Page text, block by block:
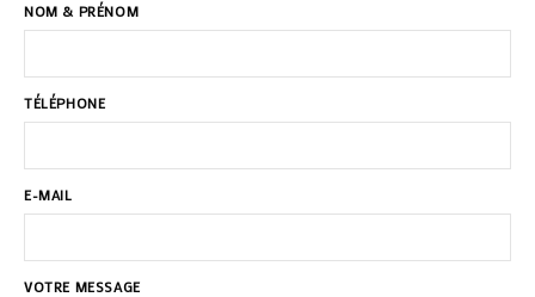
NOM & PRÉNOM
TÉLÉPHONE
E-MAIL
VOTRE MESSAGE